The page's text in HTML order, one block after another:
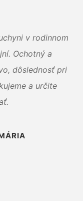
v rodinnom
Ochotný a
dôslednosť pri
a určite